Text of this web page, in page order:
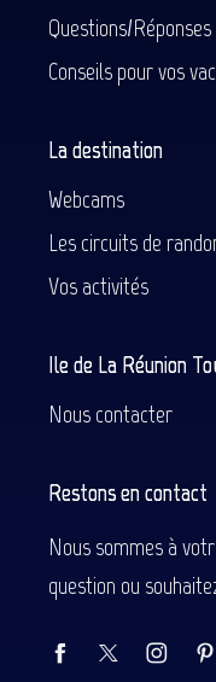
Questions/Réponses
Conseils pour vos
La destination
Webcams
Les circuits de
Vos activités
Ile de La Réunion
Nous contacter
Restons en contact
Nous sommes à
question ou